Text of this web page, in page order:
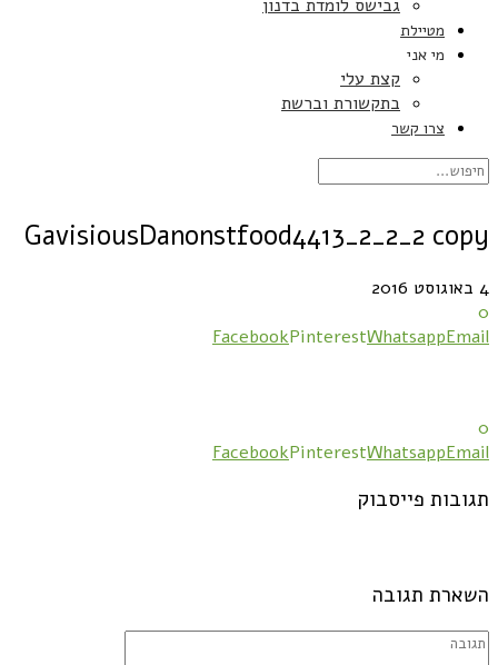
גבישס לומדת בדנון
מטיילת
מי אני
קצת עלי
בתקשורת וברשת
צרו קשר
GavisiousDanonstfood4413_2_2_2 copy
4 באוגוסט 2016
0
FacebookPinterestWhatsappEmail
0
FacebookPinterestWhatsappEmail
תגובות פייסבוק
השארת תגובה